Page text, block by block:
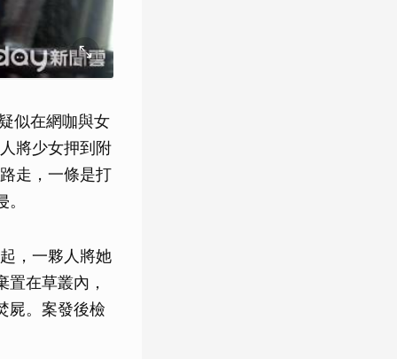
似在網咖與女
將少女押到附
走，一條是打
，一夥人將她
在草叢內，
屍。案發後檢